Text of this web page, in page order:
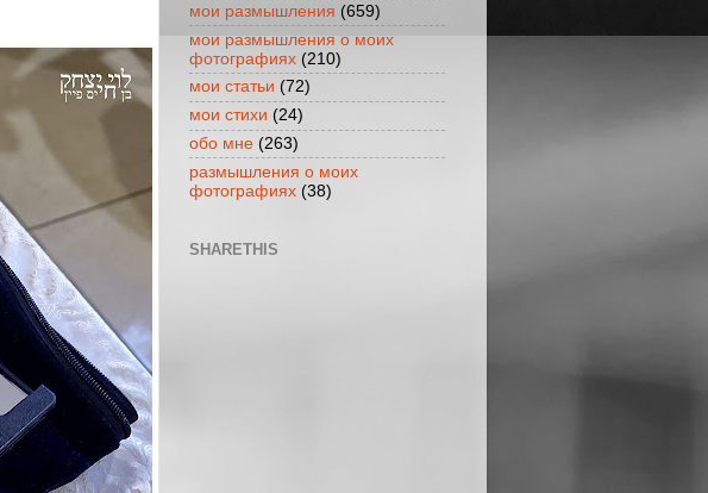
мои размышления (659)
мои размышления о моих
фотографиях (210)
мои статьи (72)
мои стихи (24)
обо мне (263)
размышления о моих
фотографиях (38)
SHARETHIS